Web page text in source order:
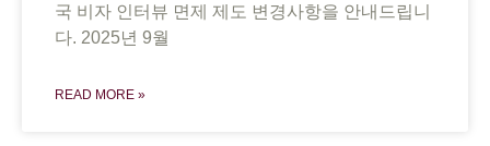
국 비자 인터뷰 면제 제도 변경사항을 안내드립니
다. 2025년 9월
READ MORE »